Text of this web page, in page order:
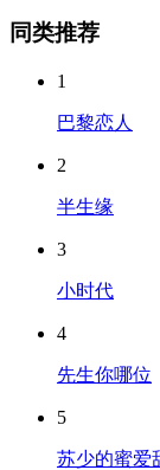
同类推荐
1
巴黎恋人
2
半生缘
3
小时代
4
先生你哪位
5
苏少的蜜爱